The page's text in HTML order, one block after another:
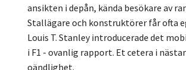
ansikten i depån, kända besökare av
Stallägare och konstruktörer får ofta
Louis T. Stanley introducerade det
i F1 - ovanlig rapport. Et cetera i
oändlighet.